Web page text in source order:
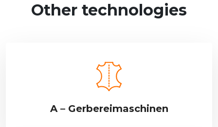
Other technologies
A – Gerbereimaschinen